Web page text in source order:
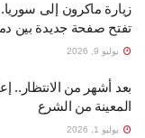
زيارة ماكرون إلى
تفتح صفحة جديدة بين
يوليو 9, 2026
بعد أشهر من
المعينة من الشرع
يوليو 1, 2026